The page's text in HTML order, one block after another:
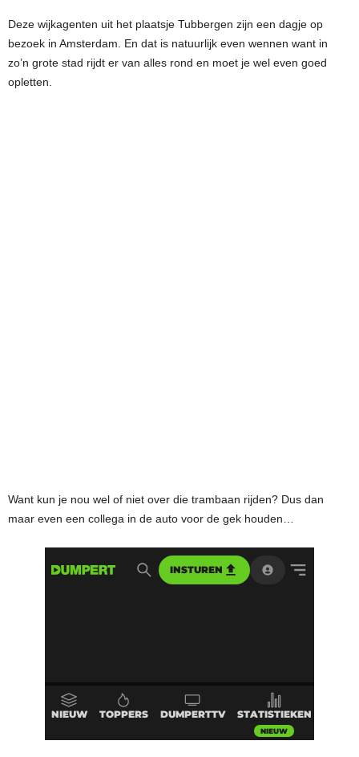
Deze wijkagenten uit het plaatsje Tubbergen zijn een dagje op
bezoek in Amsterdam. En dat is natuurlijk even wennen want in
zo’n grote stad rijdt er van alles rond en moet je wel even goed
opletten.
Want kun je nou wel of niet over die trambaan rijden? Dus dan
maar even een collega in de auto voor de gek houden…